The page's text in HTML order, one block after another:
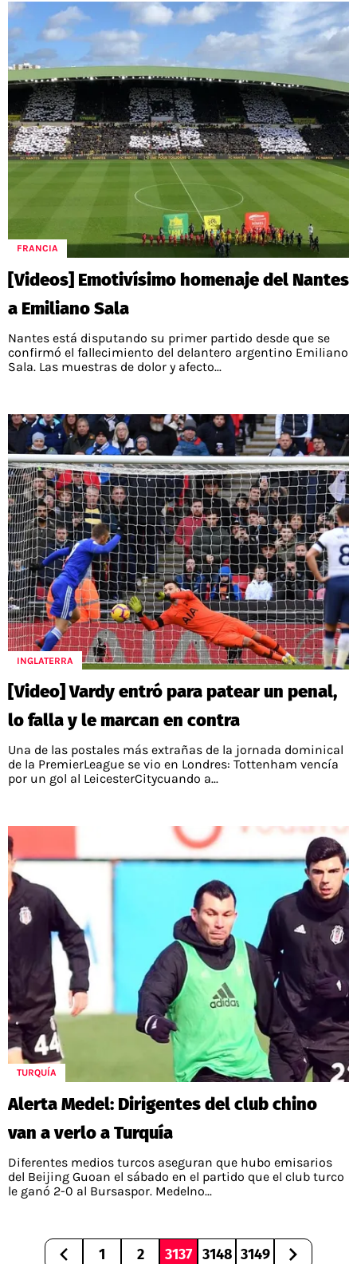
FRANCIA
[Videos] Emotivísimo homenaje del Nantes
a Emiliano Sala
Nantes está disputando su primer partido desde que se
confirmó el fallecimiento del delantero argentino Emiliano
Sala. Las muestras de dolor y afecto...
INGLATERRA
[Video] Vardy entró para patear un penal,
lo falla y le marcan en contra
Una de las postales más extrañas de la jornada dominical
de la PremierLeague se vio en Londres: Tottenham vencía
por un gol al LeicesterCitycuando a...
TURQUÍA
Alerta Medel: Dirigentes del club chino
van a verlo a Turquía
Diferentes medios turcos aseguran que hubo emisarios
del Beijing Guoan el sábado en el partido que el club turco
le ganó 2-0 al Bursaspor. Medelno...
1 2 3137 3148 3149